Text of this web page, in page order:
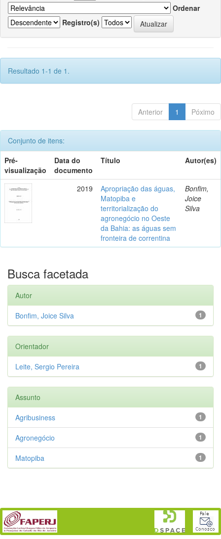
Ordenar
Registro(s)
Resultado 1-1 de 1.
Anterior 1 Póximo
Conjunto de itens:
Pré-
visualização
Data do
documento
Título Autor(es)
2019
Apropriação das águas,
Matopiba e
territorialização do
agronegócio no Oeste
da Bahia: as águas sem
fronteira de correntina
Bonfim,
Joice
Silva
Busca facetada
Autor
1
Bonfim, Joice Silva
Orientador
1
Leite, Sergio Pereira
Assunto
1
Agribusiness
1
Agronegócio
1
Matopiba